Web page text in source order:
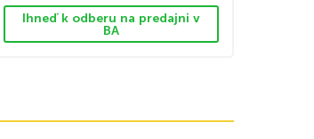
Ihneď k odberu na predajni v
BA